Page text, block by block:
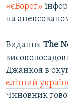
«єВорог»
на
Видання The
Джанкоя в
елітний
Чиновник